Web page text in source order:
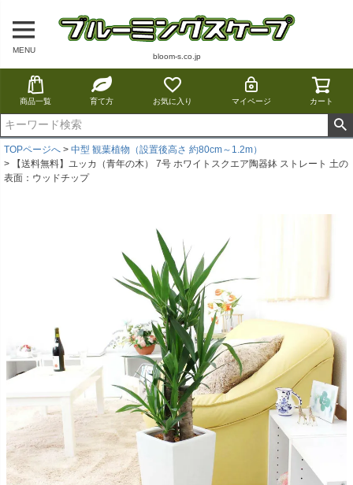
MENU
bloom-s.co.jp
商品一覧 育て方 お気に入り マイページ カート
TOPページへ
中型 観葉植物（設置後高さ 約80cm～1.2m）
【送料無料】ユッカ（青年の木） 7号 ホワイトスクエア陶器鉢 ストレート 土の
表面：ウッドチップ